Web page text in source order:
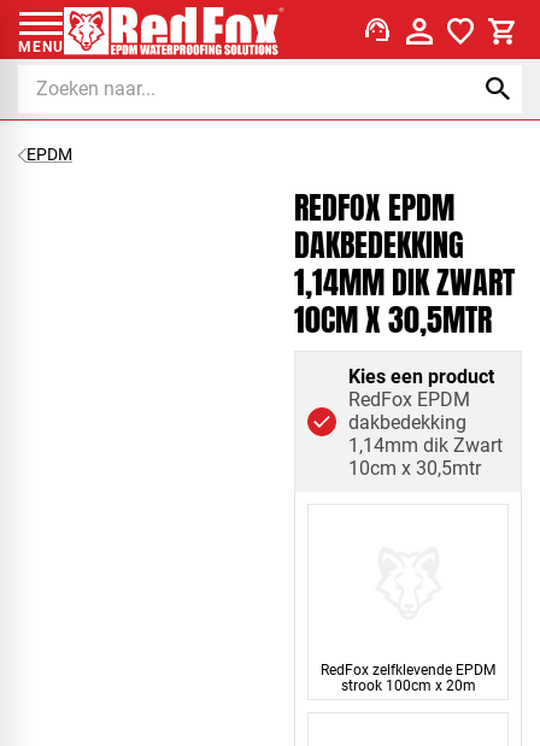
MENU support_agent
EPDM
REDFOX EPDM
DAKBEDEKKING
1,14MM DIK ZWART
10CM X 30,5MTR
Kies een product
RedFox EPDM
dakbedekking
1,14mm dik Zwart
10cm x 30,5mtr
RedFox zelfklevende EPDM
strook 100cm x 20m